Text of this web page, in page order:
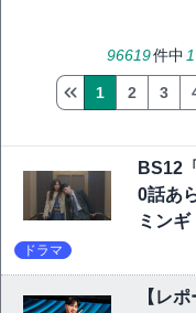
96619件中 1
1 2 3
BS12
0話あ
ミンギ
ドラマ
【レ